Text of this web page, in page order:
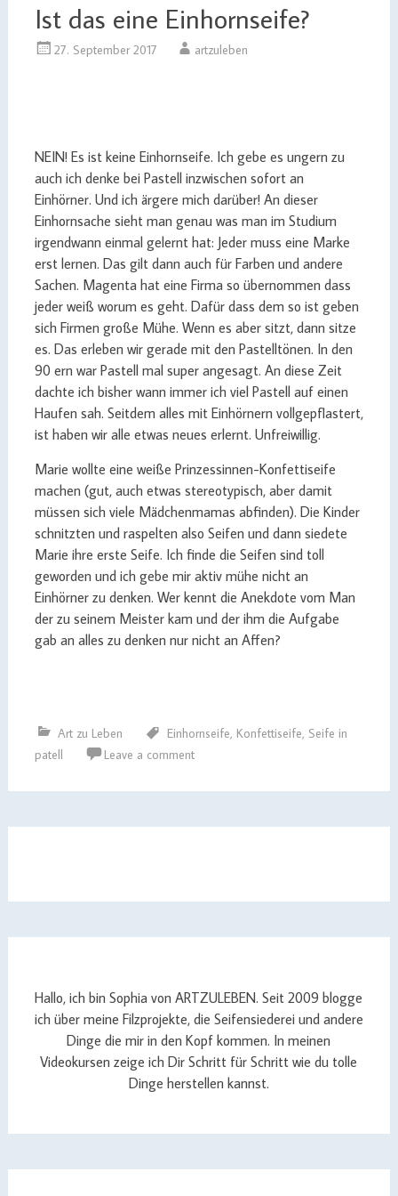
Ist das eine Einhornseife?
27. September 2017 artzuleben
NEIN! Es ist keine Einhornseife. Ich gebe es ungern zu
auch ich denke bei Pastell inzwischen sofort an
Einhörner. Und ich ärgere mich darüber! An dieser
Einhornsache sieht man genau was man im Studium
irgendwann einmal gelernt hat: Jeder muss eine Marke
erst lernen. Das gilt dann auch für Farben und andere
Sachen. Magenta hat eine Firma so übernommen dass
jeder weiß worum es geht. Dafür dass dem so ist geben
sich Firmen große Mühe. Wenn es aber sitzt, dann sitze
es. Das erleben wir gerade mit den Pastelltönen. In den
90 ern war Pastell mal super angesagt. An diese Zeit
dachte ich bisher wann immer ich viel Pastell auf einen
Haufen sah. Seitdem alles mit Einhörnern vollgepflastert,
ist haben wir alle etwas neues erlernt. Unfreiwillig.
Marie wollte eine weiße Prinzessinnen-Konfettiseife
machen (gut, auch etwas stereotypisch, aber damit
müssen sich viele Mädchenmamas abfinden). Die Kinder
schnitzten und raspelten also Seifen und dann siedete
Marie ihre erste Seife. Ich finde die Seifen sind toll
geworden und ich gebe mir aktiv mühe nicht an
Einhörner zu denken. Wer kennt die Anekdote vom Man
der zu seinem Meister kam und der ihm die Aufgabe
gab an alles zu denken nur nicht an Affen?
Art zu Leben Einhornseife, Konfettiseife, Seife in
patell
Leave a comment
Hallo, ich bin Sophia von ARTZULEBEN. Seit 2009 blogge
ich über meine Filzprojekte, die Seifensiederei und andere
Dinge die mir in den Kopf kommen. In meinen
Videokursen zeige ich Dir Schritt für Schritt wie du tolle
Dinge herstellen kannst.